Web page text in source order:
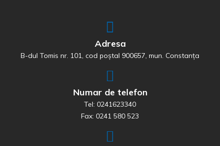
Adresa
B-dul Tomis nr. 101, cod poștal 900657, mun. Constanța
Numar de telefon
Tel: 0241623340
Fax: 0241 580 523